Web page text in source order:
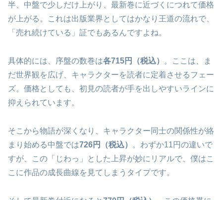
半、中盤で少しだけ上がり、最新巻に近づくにつれて価格
が上がる。これは出版業界としてはかなり王道の流れで、
「売れ続けている」証でもあるんですよね。
具体的には、序盤の数巻は各715円（税込）
。ここは、ま
だ世界観を広げ、キャラクターを読者に定着させるフェー
ズ。価格としても、初見の読者が手を出しやすいラインに
抑えられています。
そこから物語が深くなり、キャラクター同士の関係性が絡
まり始める中盤では726円（税込）
。わずか11円の違いで
すが、この「じわっ」とした上昇が妙にリアルで、僕はこ
こに作品の成長曲線を見てしまうタイプです。